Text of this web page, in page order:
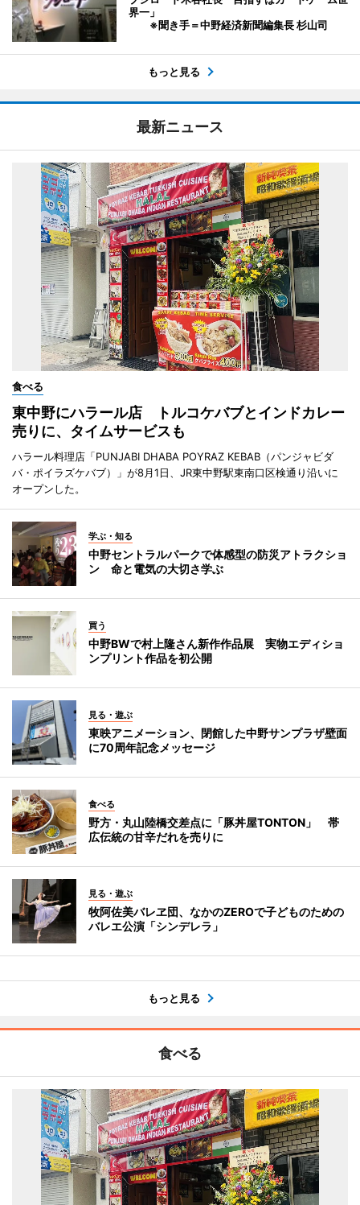
界一」
※聞き手＝中野経済新聞編集長 杉山司
もっと見る
最新ニュース
食べる
東中野にハラール店 トルコケバブとインドカレー
売りに、タイムサービスも
ハラール料理店「PUNJABI DHABA POYRAZ KEBAB（パンジャビダ
バ・ポイラズケバブ）」が8月1日、JR東中野駅東南口区検通り沿いに
オープンした。
学ぶ・知る
中野セントラルパークで体感型の防災アトラクショ
ン 命と電気の大切さ学ぶ
買う
中野BWで村上隆さん新作作品展 実物エディショ
ンプリント作品を初公開
見る・遊ぶ
東映アニメーション、閉館した中野サンプラザ壁面
に70周年記念メッセージ
食べる
野方・丸山陸橋交差点に「豚丼屋TONTON」 帯
広伝統の甘辛だれを売りに
見る・遊ぶ
牧阿佐美バレヱ団、なかのZEROで子どものための
バレエ公演「シンデレラ」
もっと見る
食べる